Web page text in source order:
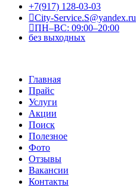
+7(917) 128-03-03
City-Service.S@yandex.ru
ПН–ВС: 09:00–20:00
без выходных
Главная
Прайс
Услуги
Акции
Поиск
Полезное
Фото
Отзывы
Вакансии
Контакты